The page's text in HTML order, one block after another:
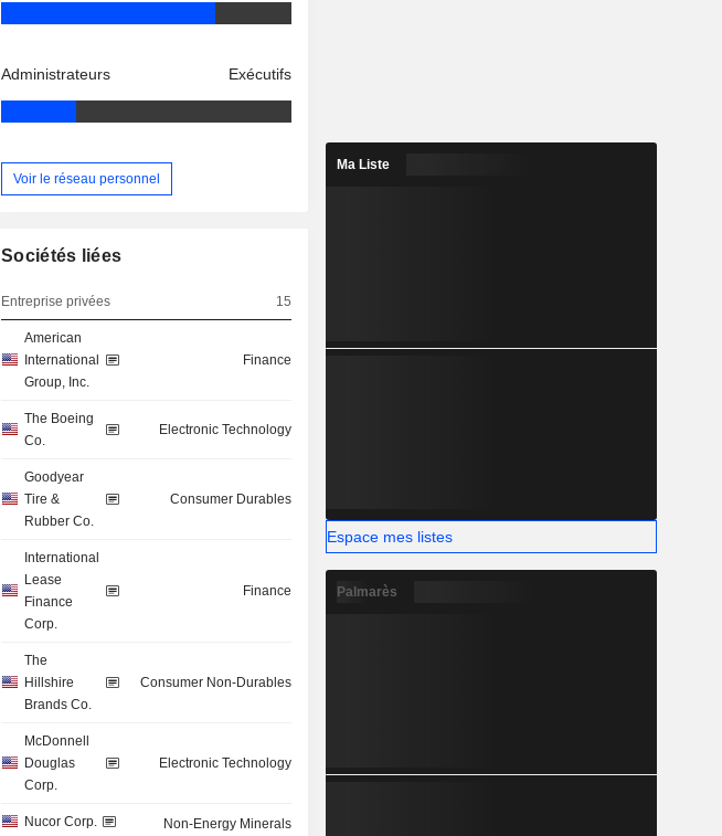
Administrateurs Exécutifs
Voir le réseau personnel
Sociétés liées
Entreprise privées 15
American
International
Group, Inc.
Finance
The Boeing
Co.
Electronic Technology
Goodyear
Tire &
Rubber Co.
Consumer Durables
International
Lease
Finance
Corp.
Finance
The
Hillshire
Brands Co.
Consumer Non-Durables
McDonnell
Douglas
Corp.
Electronic Technology
Nucor Corp. Non-Energy Minerals
Ma Liste
Espace mes listes
Palmarès